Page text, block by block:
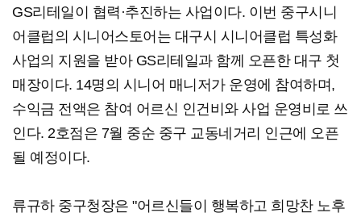
GS리테일이 협력·추진하는 사업이다. 이번 중구시니
어클럽의 시니어스토어는 대구시 시니어클럽 특성화
사업의 지원을 받아 GS리테일과 함께 오픈한 대구 첫
매장이다. 14명의 시니어 매니저가 운영에 참여하며,
수익금 전액은 참여 어르신 인건비와 사업 운영비로 쓰
인다. 2호점은 7월 중순 중구 교동네거리 인근에 오픈
될 예정이다.
류규하 중구청장은 "어르신들이 행복하고 희망찬 노후